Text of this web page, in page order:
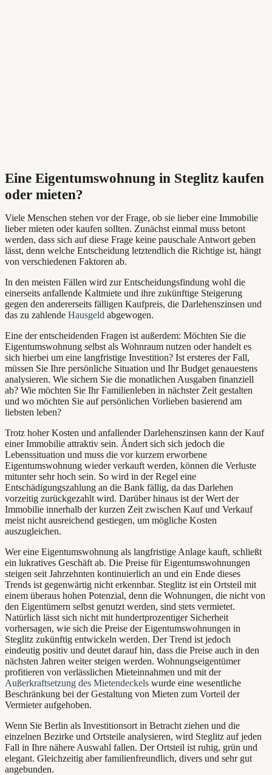
Eine Eigentumswohnung in Steglitz kaufen
oder mieten?
Viele Menschen stehen vor der Frage, ob sie lieber eine Immobilie
liebermieten oder kaufen sollten. Zunächst einmal muss betont
werden, dass sich auf diese Frage keine pauschale Antwort geben
lässt, denn welche Entscheidung letztendlich die Richtige ist, hängt
von verschiedenen Faktoren ab.
In den meisten Fällen wird zur Entscheidungsfindung wohl die
einerseits anfallende Kaltmiete und ihre zukünftige Steigerung
gegen den andererseits fälligen Kaufpreis, die Darlehenszinsen und
das zu zahlende Hausgeld abgewogen.
Eine der entscheidenden Fragen ist außerdem: Möchten Sie die
Eigentumswohnung selbst als Wohnraum nutzen oder handelt es
sich hierbei um eine langfristige Investition? Ist ersteres der Fall,
müssen Sie Ihre persönliche Situation und Ihr Budget genauestens
analysieren. Wie sichern Sie die monatlichen Ausgaben finanziell
ab? Wie möchten Sie Ihr Familienleben in nächster Zeit gestalten
und wo möchten Sie auf persönlichen Vorlieben basierend am
liebsten leben?
Trotz hoher Kosten und anfallender Darlehenszinsen kann der Kauf
einer Immobilie attraktiv sein. Ändert sich sich jedoch die
Lebenssituation und muss die vor kurzem erworbene
Eigentumswohnung wieder verkauft werden, können die Verluste
mitunter sehr hoch sein. So wird in der Regel eine
Entschädigungszahlung an die Bank fällig, da das Darlehen
vorzeitig zurückgezahlt wird. Darüber hinaus ist der Wert der
Immobilie innerhalb der kurzen Zeit zwischen Kauf und Verkauf
meist nicht ausreichend gestiegen, um mögliche Kosten
auszugleichen.
Wer eine Eigentumswohnung als langfristige Anlage kauft, schließt
ein lukratives Geschäft ab. Die Preise für Eigentumswohnungen
steigen seit Jahrzehnten kontinuierlich an und ein Ende dieses
Trends ist gegenwärtig nicht erkennbar. Steglitz ist ein Ortsteil mit
einem überaus hohen Potenzial, denn die Wohnungen, die nicht von
den Eigentümern selbst genutzt werden, sind stets vermietet.
Natürlich lässt sich nicht mit hundertprozentiger Sicherheit
vorhersagen, wie sich die Preise der Eigentumswohnungen in
Steglitz zukünftig entwickeln werden. Der Trend ist jedoch
eindeutig positiv und deutet darauf hin, dass die Preise auch in den
nächsten Jahren weiter steigen werden. Wohnungseigentümer
profitieren von verlässlichen Mieteinnahmen und mit der
Außerkraftsetzung des Mietendeckels wurde eine wesentliche
Beschränkung bei der Gestaltung von Mieten zum Vorteil der
Vermieter aufgehoben.
Wenn Sie Berlin als Investitionsort in Betracht ziehen und die
einzelnen Bezirke und Ortsteile analysieren, wird Steglitz auf jeden
Fall in Ihre nähere Auswahl fallen. Der Ortsteil ist ruhig, grün und
elegant. Gleichzeitig aber familienfreundlich, divers und sehr gut
angebunden.